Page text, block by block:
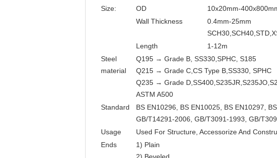
Size:
OD
10x20mm-
Wall Thickness
0.4mm-25mm
Length
1-12m
Steel
material
Q195 → Grade B, SS330,SPHC, S185
Q215 → Grade C,CS Type B,SS330, SPHC
Q235 → Grade
ASTM A500
Standard
BS EN10296, BS EN10025, BS EN10297,
GB/T14291-2006, GB/T3091-1993, GB/
Usage
Used For Structure, Accessorize And
Ends
1) Plain